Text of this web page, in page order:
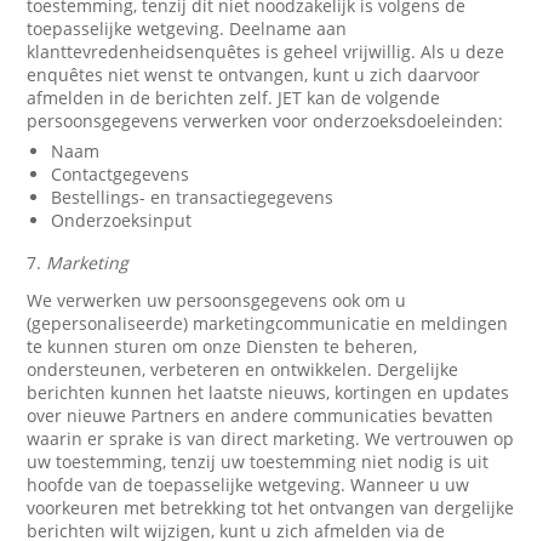
toestemming, tenzij dit niet noodzakelijk is volgens de
toepasselijke wetgeving. Deelname aan
klanttevredenheidsenquêtes is geheel vrijwillig. Als u deze
enquêtes niet wenst te ontvangen, kunt u zich daarvoor
afmelden in de berichten zelf. JET kan de volgende
persoonsgegevens verwerken voor onderzoeksdoeleinden:
Naam
Contactgegevens
Bestellings- en transactiegegevens
Onderzoeksinput
7. Marketing
We verwerken uw persoonsgegevens ook om u
(gepersonaliseerde) marketingcommunicatie en meldingen
te kunnen sturen om onze Diensten te beheren,
ondersteunen, verbeteren en ontwikkelen. Dergelijke
berichten kunnen het laatste nieuws, kortingen en updates
over nieuwe Partners en andere communicaties bevatten
waarin er sprake is van direct marketing. We vertrouwen op
uw toestemming, tenzij uw toestemming niet nodig is uit
hoofde van de toepasselijke wetgeving. Wanneer u uw
voorkeuren met betrekking tot het ontvangen van dergelijke
berichten wilt wijzigen, kunt u zich afmelden via de